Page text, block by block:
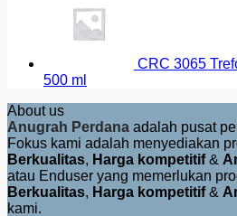
CRC 3065
500 ml
About us
Anugrah Perdana adalah pusat
Fokus kami adalah menyediakan
Berkualitas, Harga kompetitif&
atau Enduser yang memerlukan
Berkualitas, Harga kompetitif&
kami.